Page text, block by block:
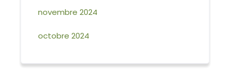
novembre 2024
octobre 2024